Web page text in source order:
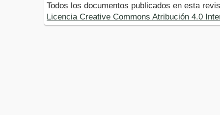
Todos los documentos publicados en esta
Licencia Creative Commons Atribución 4.0